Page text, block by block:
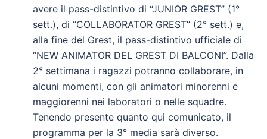
avere il pass-distintivo di “JUNIOR GREST” (1°
sett.), di “COLLABORATOR GREST” (2° sett.) e,
alla fine del Grest, il pass-distintivo ufficiale di
“NEW ANIMATOR DEL GREST DI BALCONI”. Dalla
2° settimana i ragazzi potranno collaborare, in
alcuni momenti, con gli animatori minorenni e
maggiorenni nei laboratori o nelle squadre.
Tenendo presente quanto qui comunicato, il
programma per la 3° media sarà diverso.